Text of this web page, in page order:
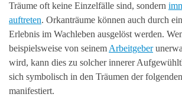
Träume oft keine Einzelfälle sind, sondern
auftreten. Orkanträume können auch durch
Erlebnis im Wachleben ausgelöst werden.
beispielsweise von seinem Arbeitgeber
wird, kann dies zu solcher innerer
sich symbolisch in den Träumen der
manifestiert.